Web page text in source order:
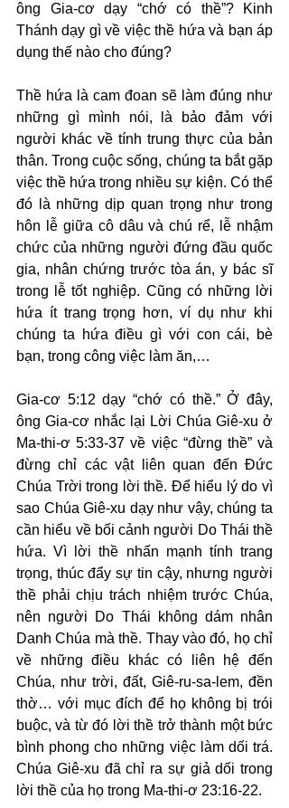
ông Gia-cơ dạy “chớ có thề”? Kinh
Thánh dạy gì về việc thề hứa và bạn áp
dụng thế nào cho đúng?
Thề hứa là cam đoan sẽ làm đúng như
những gì mình nói, là bảo đảm với
người khác về tính trung thực của bản
thân. Trong cuộc sống, chúng ta bắt gặp
việc thề hứa trong nhiều sự kiện. Có thể
đó là những dịp quan trọng như trong
hôn lễ giữa cô dâu và chú rể, lễ nhậm
chức của những người đứng đầu quốc
gia, nhân chứng trước tòa án, y bác sĩ
trong lễ tốt nghiệp. Cũng có những lời
hứa ít trang trọng hơn, ví dụ như khi
chúng ta hứa điều gì với con cái, bè
bạn, trong công việc làm ăn,…
Gia-cơ 5:12 dạy “chớ có thề.” Ở đây,
ông Gia-cơ nhắc lại Lời Chúa Giê-xu ở
Ma-thi-ơ 5:33-37 về việc “đừng thề” và
đừng chỉ các vật liên quan đến Đức
Chúa Trời trong lời thề. Để hiểu lý do vì
sao Chúa Giê-xu dạy như vậy, chúng ta
cần hiểu về bối cảnh người Do Thái thề
hứa. Vì lời thề nhấn mạnh tính trang
trọng, thúc đẩy sự tin cậy, nhưng người
thề phải chịu trách nhiệm trước Chúa,
nên người Do Thái không dám nhân
Danh Chúa mà thề. Thay vào đó, họ chỉ
về những điều khác có liên hệ đến
Chúa, như trời, đất, Giê-ru-sa-lem, đền
thờ… với mục đích để họ không bị trói
buộc, và từ đó lời thề trở thành một bức
bình phong cho những việc làm dối trá.
Chúa Giê-xu đã chỉ ra sự giả dối trong
lời thề của họ trong Ma-thi-ơ 23:16-22.